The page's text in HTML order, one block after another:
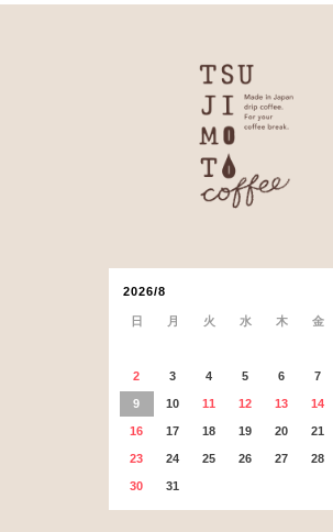
2026/8
日 月 火 水 木 金
2 3 4 5 6 7
9 10 11 12 13 14
16 17 18 19 20 21
23 24 25 26 27 28
30 31